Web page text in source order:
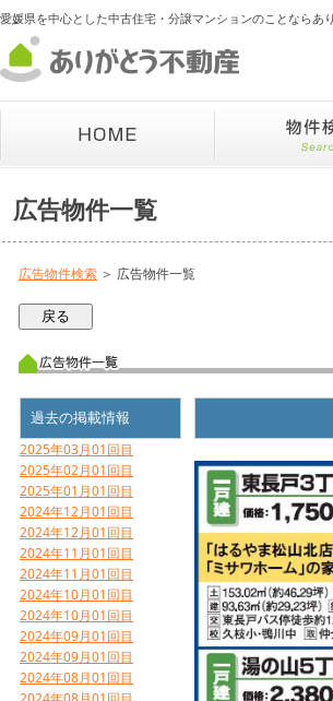
愛媛県を中心とした中古住宅・分譲マンションのことならあ
広告物件一覧
広告物件検索 ＞ 広告物件一覧
過去の掲載情報
2025年03月01回目
2025年02月01回目
2025年01月01回目
2024年12月01回目
2024年12月01回目
2024年11月01回目
2024年11月01回目
2024年10月01回目
2024年10月01回目
2024年09月01回目
2024年09月01回目
2024年08月01回目